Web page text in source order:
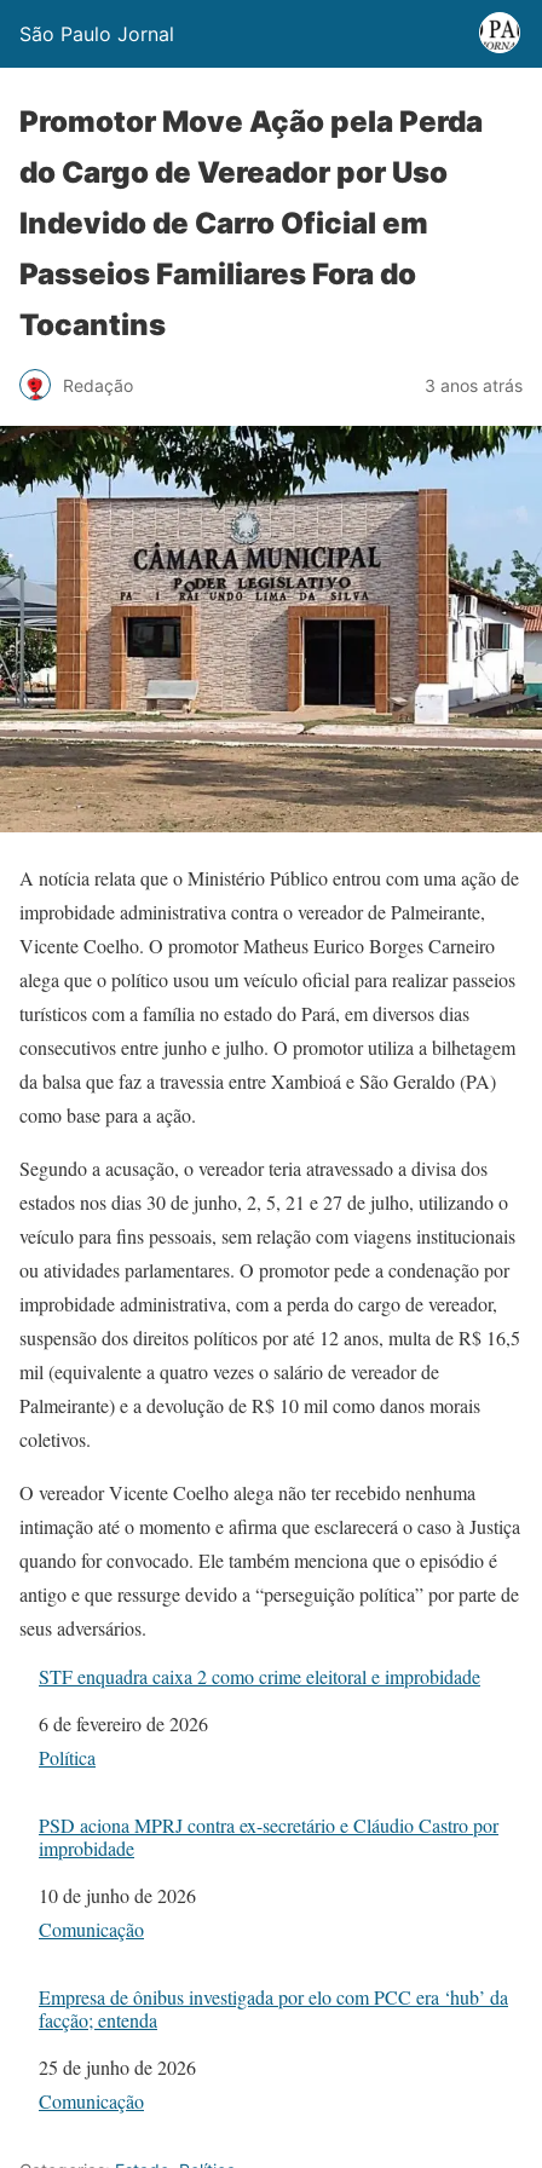
São Paulo Jornal
Promotor Move Ação pela Perda
do Cargo de Vereador por Uso
Indevido de Carro Oficial em
Passeios Familiares Fora do
Tocantins
Redação 3 anos atrás
A notícia relata que o Ministério Público entrou com uma ação de
improbidade administrativa contra o vereador de Palmeirante,
Vicente Coelho. O promotor Matheus Eurico Borges Carneiro
alega que o político usou um veículo oficial para realizar passeios
turísticos com a família no estado do Pará, em diversos dias
consecutivos entre junho e julho. O promotor utiliza a bilhetagem
da balsa que faz a travessia entre Xambioá e São Geraldo (PA)
como base para a ação.
Segundo a acusação, o vereador teria atravessado a divisa dos
estados nos dias 30 de junho, 2, 5, 21 e 27 de julho, utilizando o
veículo para fins pessoais, sem relação com viagens institucionais
ou atividades parlamentares. O promotor pede a condenação por
improbidade administrativa, com a perda do cargo de vereador,
suspensão dos direitos políticos por até 12 anos, multa de R$ 16,5
mil (equivalente a quatro vezes o salário de vereador de
Palmeirante) e a devolução de R$ 10 mil como danos morais
coletivos.
O vereador Vicente Coelho alega não ter recebido nenhuma
intimação até o momento e afirma que esclarecerá o caso à Justiça
quando for convocado. Ele também menciona que o episódio é
antigo e que ressurge devido a “perseguição política” por parte de
seus adversários.
STF enquadra caixa 2 como crime eleitoral e improbidade
Data
6 de fevereiro de 2026
Em relação a
Política
PSD aciona MPRJ contra ex-secretário e Cláudio Castro por
improbidade
Data
10 de junho de 2026
Em relação a
Comunicação
Empresa de ônibus investigada por elo com PCC era ‘hub’ da
facção; entenda
Data
25 de junho de 2026
Em relação a
Comunicação